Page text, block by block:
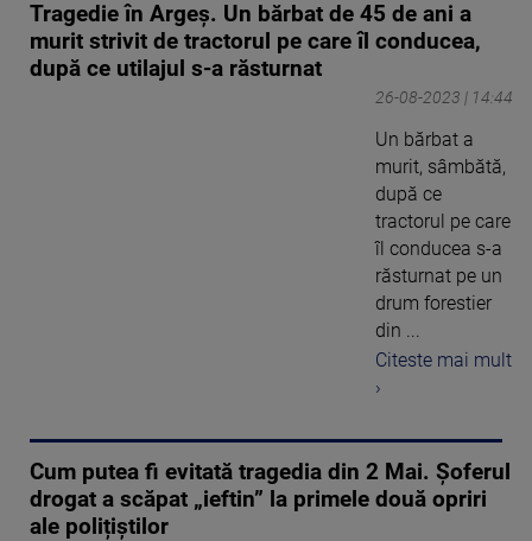
Tragedie în Argeș. Un bărbat de 45 de ani a
murit strivit de tractorul pe care îl conducea,
după ce utilajul s-a răsturnat
26-08-2023 | 14:44
Un bărbat a
murit, sâmbătă,
după ce
tractorul pe care
îl conducea s-a
răsturnat pe un
drum forestier
din ...
Citeste mai mult
›
Cum putea fi evitată tragedia din 2 Mai. Șoferul
drogat a scăpat „ieftin” la primele două opriri
ale polițiștilor